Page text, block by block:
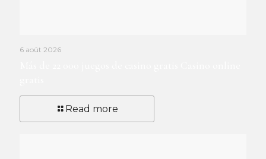
6 août 2026
Read more